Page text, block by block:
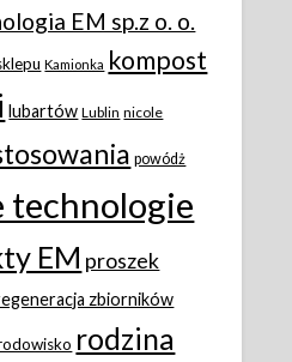
EM sp.z o. o.
Kamionka kompost
lubartów Lublin nicole
powódż
technologie
EM proszek
zbiorników
rodzina